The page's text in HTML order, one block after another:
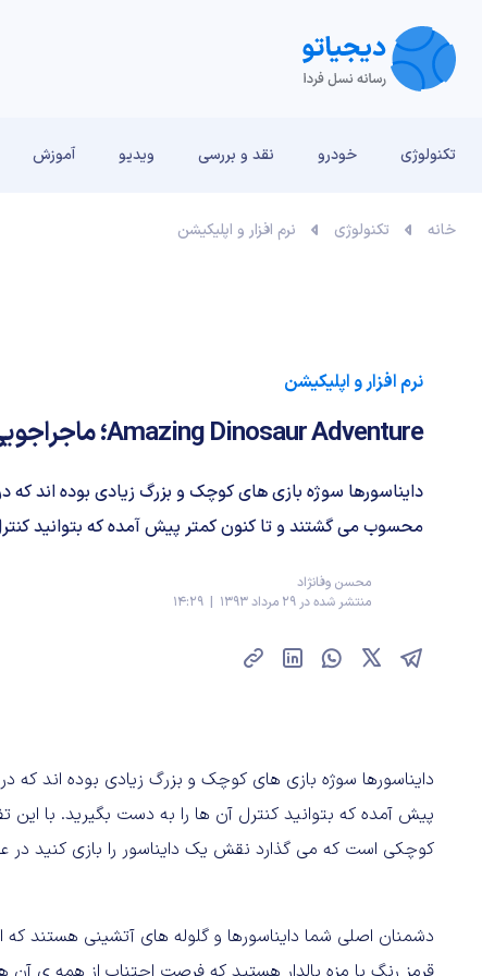
تکنولوژی خودرو نقد و بررسی‌ ویدیو آموزش
خانه تکنولوژی نرم افزار و اپلیکیشن
نرم افزار و اپلیکیشن
Amazing Dinosaur Adventure؛ ماجراجویی های دایناسور
دایناسورها سوژه بازی های کوچک و بزرگ زیادی بوده اند
محسوب می گشتند و تا کنون کمتر پیش آمده که بتوانید
محسن وفانژاد
منتشر شده در 29 مرداد 1393 | 14:29
دایناسورها سوژه بازی های کوچک و بزرگ زیادی بوده اند
کوچکی است که می گذارد نقش یک دایناسور را بازی کنید در
دشمنان اصلی شما دایناسورها و گلوله های آتشینی هستند